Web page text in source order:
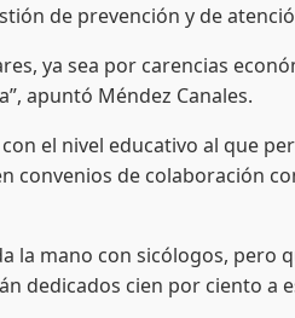
de prevención y de
sea por carencias
apuntó Méndez Canales.
el nivel educativo al que
de colaboración
mano con sicólogos, pero
dedicados cien por ciento a